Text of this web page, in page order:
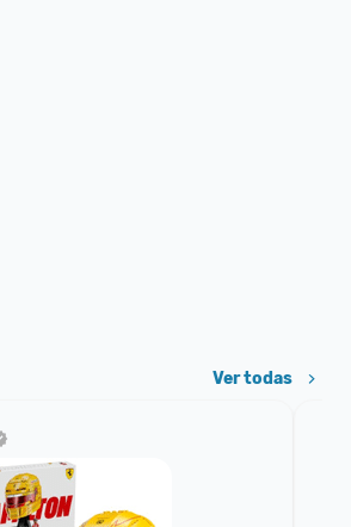
Ver todas